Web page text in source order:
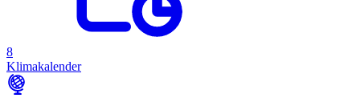
8
Klimakalender